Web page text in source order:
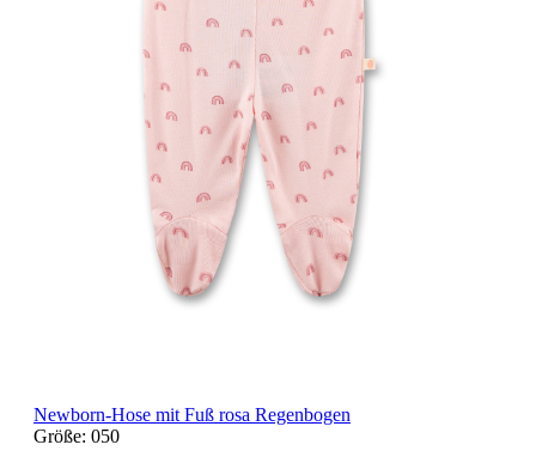
Newborn-Hose mit Fuß rosa Regenbogen
Größe: 050